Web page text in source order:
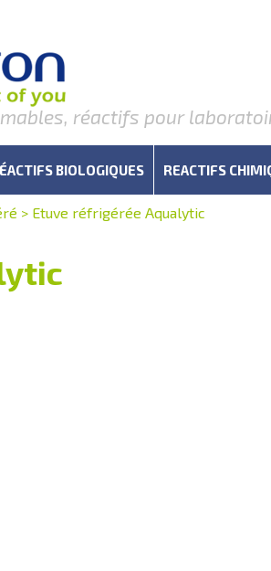
réactifs pour
BIOLOGIQUES REACTIFS
> Etuve réfrigérée Aqualytic